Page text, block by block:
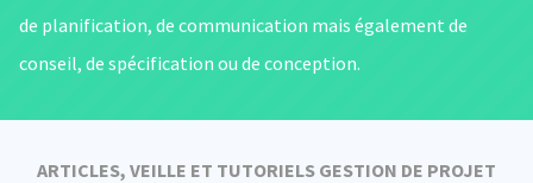
de planification, de communication mais également de
conseil, de spécification ou de conception.
ARTICLES, VEILLE ET TUTORIELS GESTION DE PROJET